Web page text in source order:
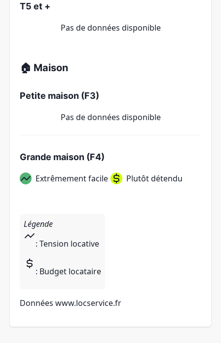
T5 et +
Pas de données disponible
🏠 Maison
Petite maison (F3)
Pas de données disponible
Grande maison (F4)
Extrêmement facile Plutôt détendu
Légende
: Tension locative
: Budget locataire
Données www.locservice.fr